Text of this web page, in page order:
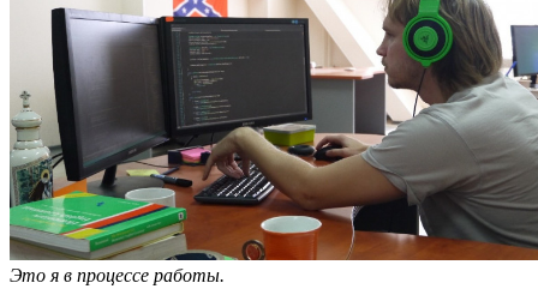
Это я в процессе работы.